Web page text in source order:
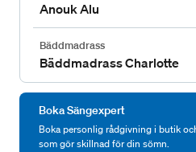
Anouk Alu
Bäddmadrass
Bäddmadrass Charlotte
Boka Sängexpert
Boka personlig rådgivning i butik
som gör skillnad för din sömn.